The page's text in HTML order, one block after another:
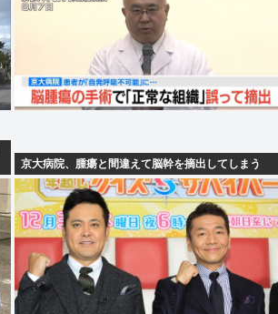
京大病院、腫瘍と間違えて脳幹を摘出してしまう